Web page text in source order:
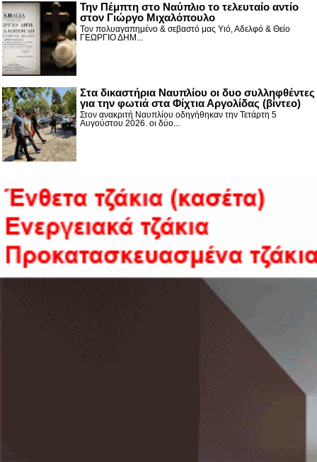
Την Πέμπτη στο Ναύπλιο το τελευταίο αντίο
στον Γιώργο Μιχαλόπουλο
Τον πολυαγαπημένο & σεβαστό μας Υιό, Αδελφό & Θείο
ΓΕΩΡΓΙΟ ΔΗΜ...
Στα δικαστήρια Ναυπλίου οι δυο συλληφθέντες
για την φωτιά στα Φίχτια Αργολίδας (βίντεο)
Στον ανακριτή Ναυπλίου οδηγήθηκαν την Τετάρτη 5
Αυγούστου 2026. οι δύο...